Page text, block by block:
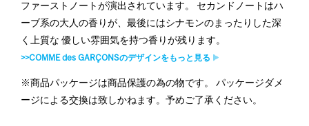
ファーストノートが演出されています。 セカンドノートはハ
ーブ系の大人の香りが、最後にはシナモンのまったりした深
く上質な 優しい雰囲気を持つ香りが残ります。
>>COMME des GARÇONSのデザインをもっと見る
※商品パッケージは商品保護の為の物です。 パッケージダメ
ージによる交換は致しかねます。予めご了承ください。